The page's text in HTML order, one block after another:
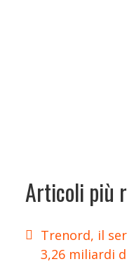
Articoli più
Trenord, il
3,26 miliardi